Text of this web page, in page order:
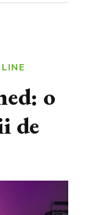
o
de